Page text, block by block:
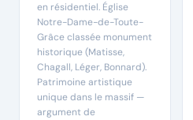
en résidentiel. Église
Notre-Dame-de-Toute-
Grâce classée monument
historique (Matisse,
Chagall, Léger, Bonnard).
Patrimoine artistique
unique dans le massif —
argument de